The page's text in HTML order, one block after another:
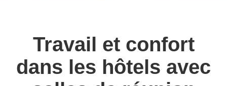
Travail et confort
dans les hôtels avec